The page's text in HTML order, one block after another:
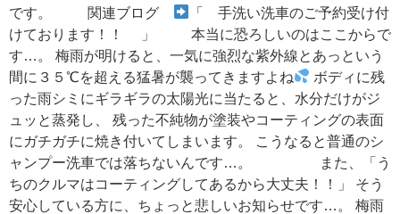
です。 関連ブログ
「 手洗い洗車のご予約受け付
けております！！ 」 本当に恐ろしいのはここからで
す…。 梅雨が明けると、一気に強烈な紫外線とあっという
間に３５℃を超える猛暑が襲ってきますよね
ボディに残
った雨シミにギラギラの太陽光に当たると、水分だけがジ
ュッと蒸発し、 残った不純物が塗装やコーティングの表面
にガチガチに焼き付いてしまいます。 こうなると普通のシ
ャンプー洗車では落ちないんです…。 また、「う
ちのクルマはコーティングしてあるから大丈夫！！」 そう
安心している方に、ちょっと悲しいお知らせです…。 梅雨